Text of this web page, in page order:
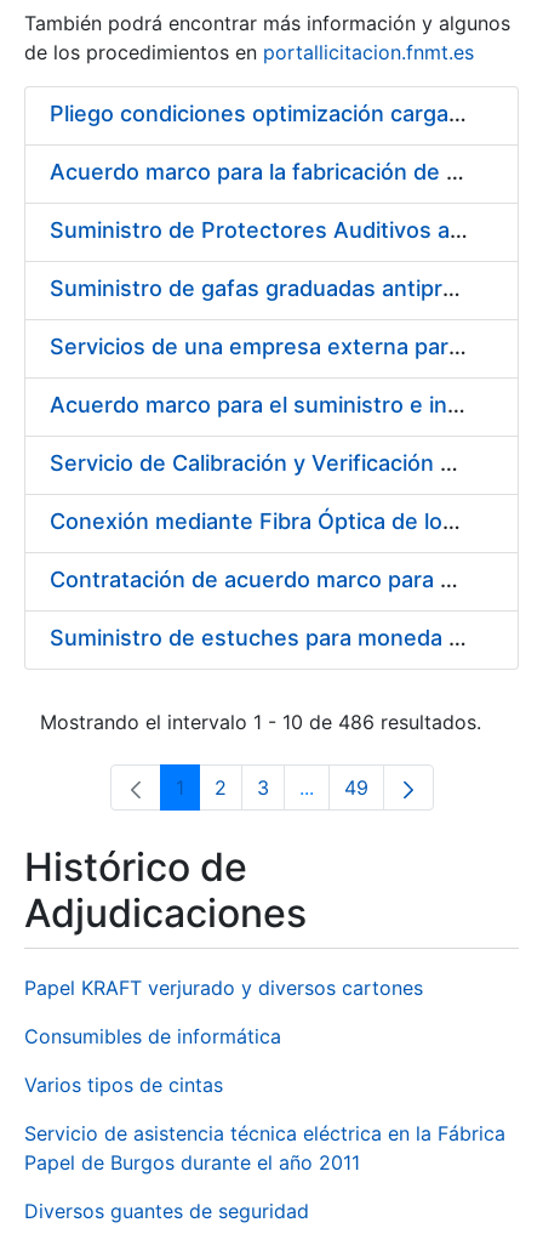
También podrá encontrar más información y algunos
de los procedimientos en portallicitacion.fnmt.es
Pliego condiciones optimización cargas compras firmado
Acuerdo marco para la fabricación de piezas
Suministro de Protectores Auditivos a medida para las personas trabajadoras de los Centros de Trabajo de Madrid y Burgos
Suministro de gafas graduadas antiproyecciones para los trabajadores de la FNMT-RCM en los centros de trabajo de Madrid y Burgos
Servicios de una empresa externa para el asesoramiento y resolución de los recursos de alzada que se presentan relacionados con procesos de selección para la FNMT-RCM
Acuerdo marco para el suministro e instalación de persianas, estores y otros complementos
Servicio de Calibración y Verificación Externa de los Equipos de Medición del Servicio de Prevención de la FNMT-RCM
Conexión mediante Fibra Óptica de los Centros de Proceso de Datos (CPDs) de las sedes de la FNMT-RCM de Burgos y Madrid
Contratación de acuerdo marco para el Suministro de Material de Electricidad para la Fábrica Nacional de Moneda y Timbre-Real Casa de la Moneda en su centro de trabajo de Burgos
Suministro de estuches para moneda de 30 €
Mostrando el intervalo 1 - 10 de 486 resultados.
Página
1 Página
2 Página
3 ...Páginas intermedias Use
Página
49
Histórico de
Adjudicaciones
Papel KRAFT verjurado y diversos cartones
Consumibles de informática
Varios tipos de cintas
Servicio de asistencia técnica eléctrica en la Fábrica
Papel de Burgos durante el año 2011
Diversos guantes de seguridad